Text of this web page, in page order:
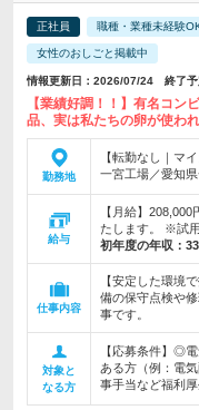
正社員 職種・業種未経験
女性のおしごと掲載中
情報更新日：2026/07/24 終了
【業績好調！！】有名コ
品、実は私たちの卵が使わ
勤務地
【転勤なし｜マ
一宮工場／愛知
給与
【月給】
たします。 ※試
初年度の年収：
仕事内容
【安定した環境
備の保守点検や
事です。
対象と
なる方
【応募条件】◎
ある方（例：電
事手当など福利厚